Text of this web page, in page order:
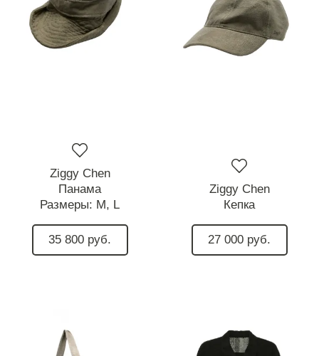
Ziggy Chen
Панама
Размеры: M, L
35 800 руб.
Ziggy Chen
Кепка
27 000 руб.